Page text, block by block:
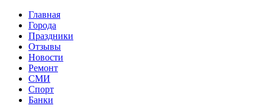
Главная
Города
Праздники
Отзывы
Новости
Ремонт
СМИ
Спорт
Банки